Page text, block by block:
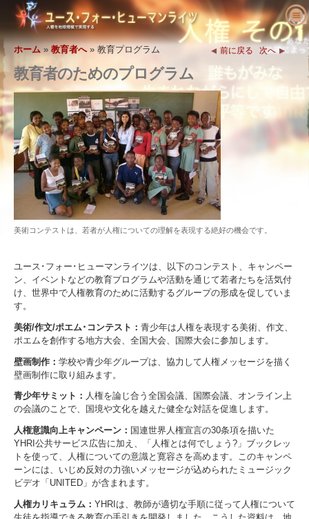
ユース･フォー･ヒューマンライツにつ
いて
ユース･フォー･ヒューマンライツとは?
私たちの目的
ユース･フォー･ヒューマンライツの歴史
役員
顧問委員会
YHRIの協力者
声明と表彰
推薦の言葉
人権とは何でしょう?
人権の定義
人権の背景
世界人権宣言
教育者へ
ようこそ
教育パッケージの内容
教育者からの結果報告
人権カリキュラム
教育プログラム
プログラムの実施
活動を始める
活動に参加する
請願
メンバーシップと寄付
グループ
コンテスト
人権を求める主張
人権の擁護者たち
さまざまな人権団体
人権侵害
ニュース
注文
問い合わせ
ホーム » 教育者へ» 教育プログラム 前に戻る 次へ
教育者のためのプログラム
美術コンテストは、若者が人権についての理解を表現する絶好の機会です。
ユース･フォー･ヒューマンライツは、以下のコンテスト、キャンペー
ン、イベントなどの教育プログラムや活動を通じて若者たちを活気付
け、世界中で人権教育のために活動するグループの形成を促していま
す。
美術/作文/ポエム･コンテスト： 青少年は人権を表現する美術、作文、
ポエムを創作する地方大会、全国大会、国際大会に参加します。
壁画制作： 学校や青少年グループは、協力して人権メッセージを描く
壁画制作に取り組みます。
青少年サミット： 人権を論じ合う全国会議、国際会議、オンライン上
の会議のことで、国境や文化を越えた健全な対話を促進します。
人権意識向上キャンペーン： 国連世界人権宣言の30条項を描いた
YHRI公共サービス広告に加え、「人権とは何でしょう?」ブックレッ
トを使って、人権についての意識と寛容さを高めます。 このキャンペ
ーンには、いじめ反対の力強いメッセージが込められたミュージック
ビデオ「UNITED」が含まれます。
人権カリキュラム： YHRIは、教師が適切な手順に従って人権について